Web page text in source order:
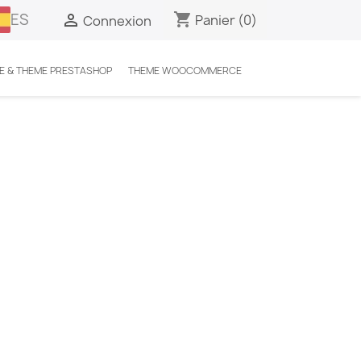
ES  Connexion shopping_cart Panier (0)
& THEME PRESTASHOP THEME WOOCOMMERCE